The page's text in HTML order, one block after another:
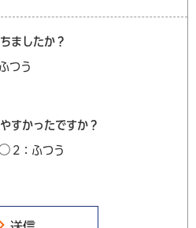
ましたか？
つう
すかったですか？
2：ふつう